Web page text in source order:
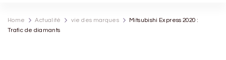
Home Actualité vie des marques
Mitsubishi Express 2020 :
Trafic de diamants